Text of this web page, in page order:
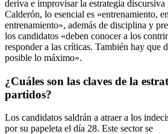
deriva e improvisar la estrategia discursiva
Calderón, lo esencial es «entrenamiento,
entrenamiento», además de disciplina y
los candidatos «deben conocer a los
responder a las críticas. También hay que
posible lo máximo».
¿Cuáles son las claves de la
partidos?
Los candidatos saldrán a atraer a los
por su papeleta el día 28. Este sector se